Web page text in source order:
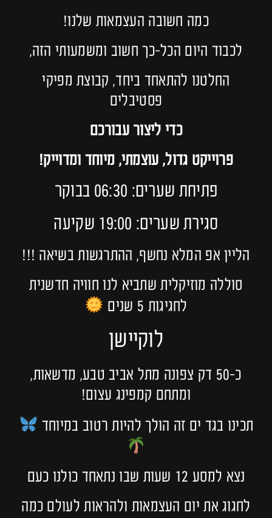
כמה חשובה העצמאות שלנו!
לכבוד היום הכל-כך חשוב ומשמעותי הזה,
החלטנו להתאחד ביחד, קבוצת מפיקי
פסטיבלים
כדי ליצור עבורכם
פרוייקט גדול, עוצמתי, מיוחד ומדוייק!
פתיחת שערים: 06:30 בבוקר
סגירת שערים: 19:00 שקיעה
הליין אפ המלא נחשף, ההתרגשות בשיאה !!!
סוללה מוזיקלית שתביא לנו חוויה חדשנית
לחגיגות 5 שנים
לוקיישן
כ-50 דק צפונה מתל אביב טבע, מדשאות,
ומתחם קמפינג עצום!
תכינו בגד ים זה הולך להיות רטוב במיוחד
נצא למסע 12 שעות שבו נתאחד כולנו כעם
לחגוג את יום העצמאות ולהראות לעולם כמה